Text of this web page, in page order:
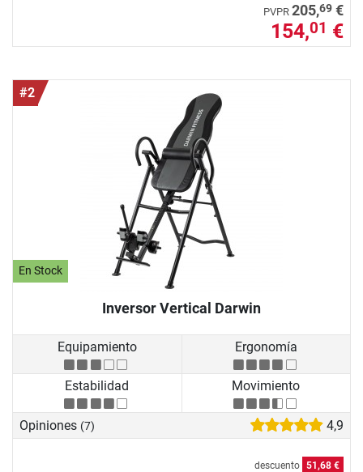
PVPR 205,69 €
154,01 €
#2
En Stock
Inversor Vertical Darwin
Equipamiento Ergonomía
Estabilidad Movimiento
Opiniones (7) 4,9
descuento 51,68 €